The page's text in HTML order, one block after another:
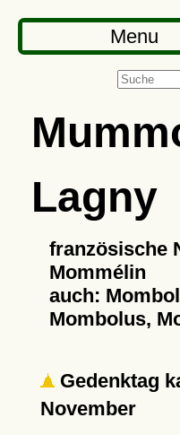
Menu
Lagny
französische
Mommélin
auch:
Mombolus,
Gedenktag
November